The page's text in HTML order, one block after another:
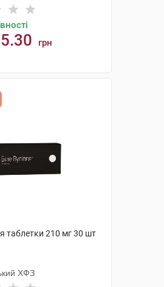
грн
таблетки 210 мг 30 шт
ХФЗ